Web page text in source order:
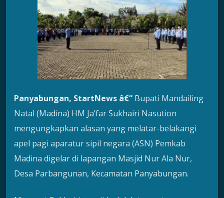
Panyabungan, StartNews â€“ Bupati Mandailing
Natal (Madina) HM Ja’far Sukhairi Nasution
mengungkapkan alasan yang melatar-belakangi
apel pagi aparatur sipil negara (ASN) Pemkab
Madina digelar di lapangan Masjid Nur Ala Nur,
Desa Parbangunan, Kecamatan Panyabungan.